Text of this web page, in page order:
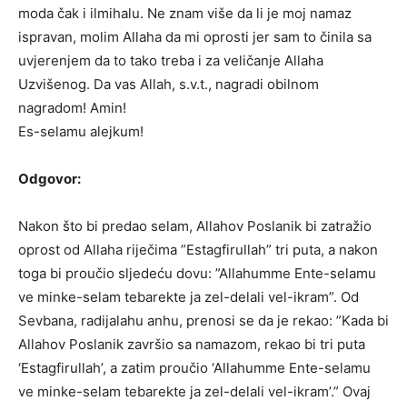
moda čak i ilmihalu. Ne znam više da li je moj namaz
ispravan, molim Allaha da mi oprosti jer sam to činila sa
uvjerenjem da to tako treba i za veličanje Allaha
Uzvišenog. Da vas Allah, s.v.t., nagradi obilnom
nagradom! Amin!
Es-selamu alejkum!
Odgovor:
Nakon što bi predao selam, Allahov Poslanik bi zatražio
oprost od Allaha riječima ”Estagfirullah” tri puta, a nakon
toga bi proučio sljedeću dovu: ”Allahumme Ente-selamu
ve minke-selam tebarekte ja zel-delali vel-ikram”. Od
Sevbana, radijalahu anhu, prenosi se da je rekao: ”Kada bi
Allahov Poslanik završio sa namazom, rekao bi tri puta
‘Estagfirullah’, a zatim proučio ‘Allahumme Ente-selamu
ve minke-selam tebarekte ja zel-delali vel-ikram’.” Ovaj